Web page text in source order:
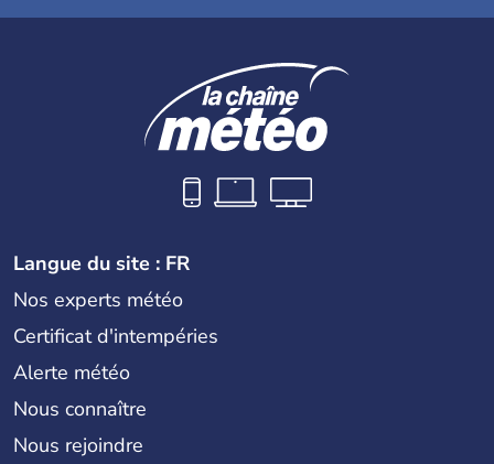
Langue du site : FR
Nos experts météo
Certificat d'intempéries
Alerte météo
Nous connaître
Nous rejoindre